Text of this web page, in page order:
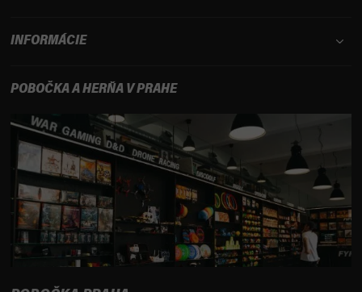
INFORMÁCIE
POBOČKA A HERŇA V PRAHE